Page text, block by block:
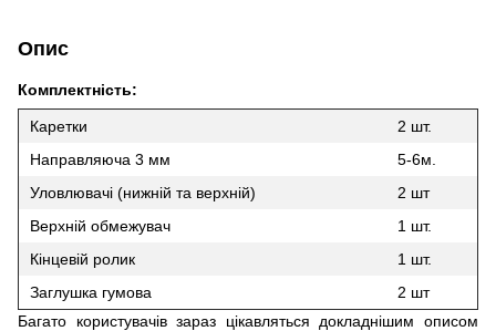
Опис
Комплектність:
Каретки
2 шт.
Направляюча 3 мм
5-6м.
Уловлювачі (нижній та верхній)
2 шт
Верхній обмежувач
1 шт.
Кінцевій ролик
1 шт.
Заглушка гумова
2 шт
Багато користувачів зараз цікавляться докладнішим описом